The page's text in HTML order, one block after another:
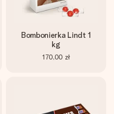
Bombonierka Lindt 1
kg
170,00 zł